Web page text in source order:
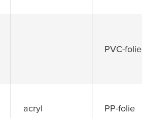
PVC-folie
acryl PP-folie